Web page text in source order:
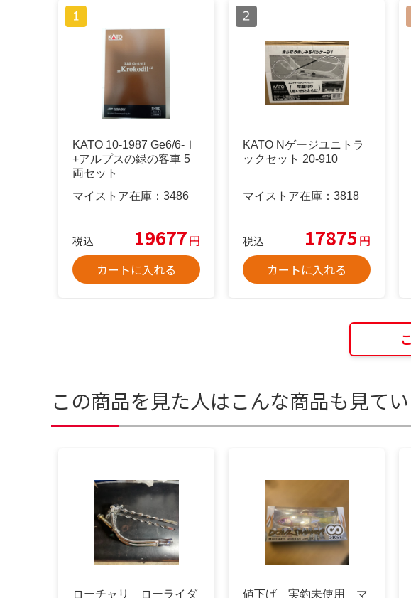
KATO 10-1987 Ge6/6-Ⅰ
+アルプスの緑の客車 5
両セット
マイストア在庫： 3486
税込 19677円
カートに入れる
KATO Nゲージユニトラ
ックセット 20-910
マイストア在庫： 3818
税込 17875 円
カートに入れる
この商品を見た人はこんな商品も見て
ローチャリ ローライダ 値下げ 実釣未使用 マ